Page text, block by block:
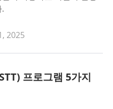
2025
프로그램 5가지